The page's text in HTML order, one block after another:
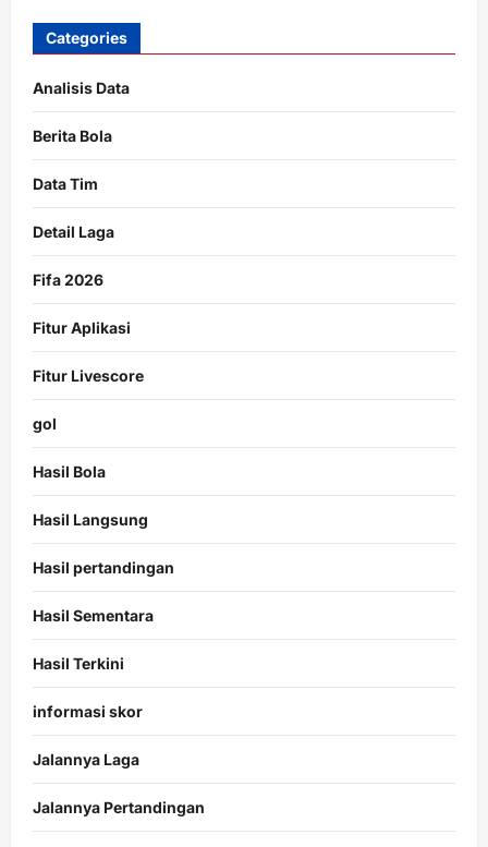
Categories
Analisis Data
Berita Bola
Data Tim
Detail Laga
Fifa 2026
Fitur Aplikasi
Fitur Livescore
gol
Hasil Bola
Hasil Langsung
Hasil pertandingan
Hasil Sementara
Hasil Terkini
informasi skor
Jalannya Laga
Jalannya Pertandingan